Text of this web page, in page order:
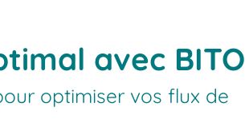
avec BITO
optimiser vos flux de